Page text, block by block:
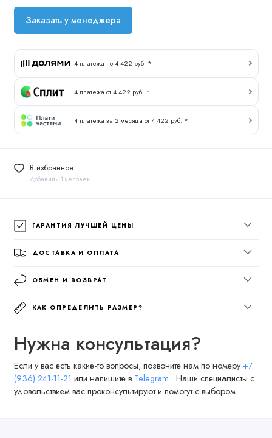
Заказать у менеджера
4 платежа по 4 422 руб. *
4 платежа от 4 422 руб. *
4 платежа за 2 месяца от 4 422 руб. *
В избранное
Добавили 1 человек
ГАРАНТИЯ ЛУЧШЕЙ ЦЕНЫ
ДОСТАВКА И ОПЛАТА
ОБМЕН И ВОЗВРАТ
КАК ОПРЕДЕЛИТЬ РАЗМЕР?
Нужна консультация?
Если у вас есть какие-то вопросы, позвоните нам по номеру +7
(936) 241-11-21 или напишите в Telegram . Наши специалисты с
удовольствием вас проконсультируют и помогут с выбором.